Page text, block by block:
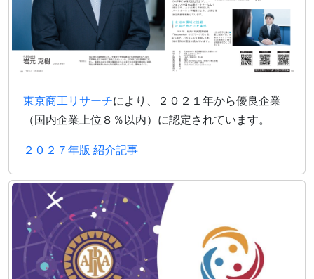
東京商工リサーチにより、２０２１年から優良企業
（国内企業上位８％以内）に認定されています。
２０２７年版 紹介記事